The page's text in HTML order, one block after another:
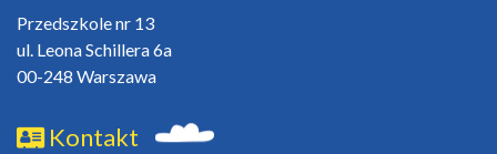
Przedszkole nr 13
ul. Leona Schillera 6a
00-248 Warszawa
Kontakt